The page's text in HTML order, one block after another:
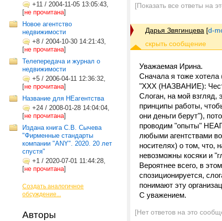
+11 / 2004-11-05 13:05:43,
[не прочитана]
Новое агентство
недвижимости
+8 / 2004-10-30 14:21:43,
[не прочитана]
Телепередача и журнал о
недвижимости
+5 / 2006-04-11 12:36:32,
[не прочитана]
Название для НЕагентства
+24 / 2008-01-28 14:04:04,
[не прочитана]
Издана книга С.В. Сычева
"Фирменные стандарты
компании "ANY". 2020. 20 лет
спустя"
+1 / 2020-07-01 11:44:28,
[не прочитана]
Создать аналогичное
обсуждение...
Авторы
[Показать все ответы на
Дарья Звягинцева [d-
Уважаемая Ирина.
Сначала я тоже хотела
"ХХХ (НАЗВАНИЕ):
Слоган, на мой взгляд,
принципы работы,
они деньги берут"),
проводим "опыты"
любыми агентствами
носителях) о том, что,
невозможны косяки и
Вероятнее всего, в
спозиционируется,
понимают эту
С уважением.
[Нет ответов на это